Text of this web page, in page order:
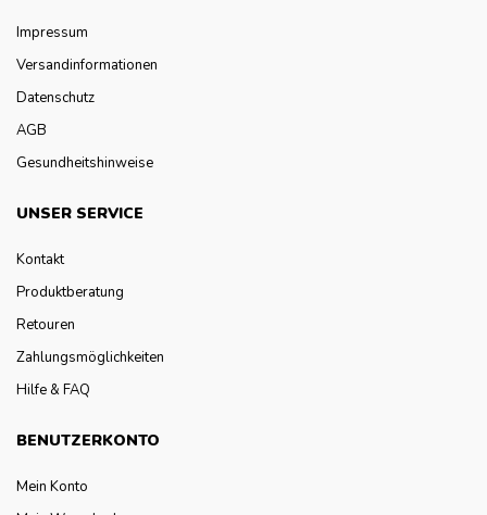
Impressum
Versandinformationen
Datenschutz
AGB
Gesundheitshinweise
UNSER SERVICE
Kontakt
Produktberatung
Retouren
Zahlungsmöglichkeiten
Hilfe & FAQ
BENUTZERKONTO
Mein Konto